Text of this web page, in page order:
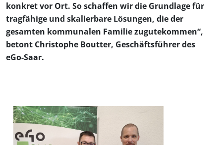
konkret vor Ort. So schaffen wir die Grundlage für
tragfähige und skalierbare Lösungen, die der
gesamten kommunalen Familie zugutekommen“,
betont Christophe Boutter, Geschäftsführer des
eGo-Saar.